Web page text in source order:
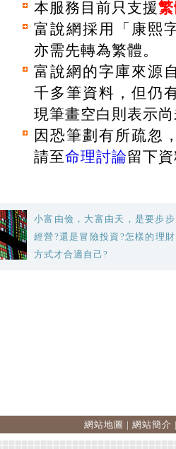
本服務目前只支援
富說網採用「康熙
亦需先轉為繁體。
富說網的字庫來源
千多筆資料，但仍
現筆畫空白則表示
因恐筆劃有所疏忽
請至命理討論留下
小富由儉，大富由天，是要步步
經營?還是冒險投資?怎樣的理財
方式才合適自己?
網站地圖 | 網站簡介